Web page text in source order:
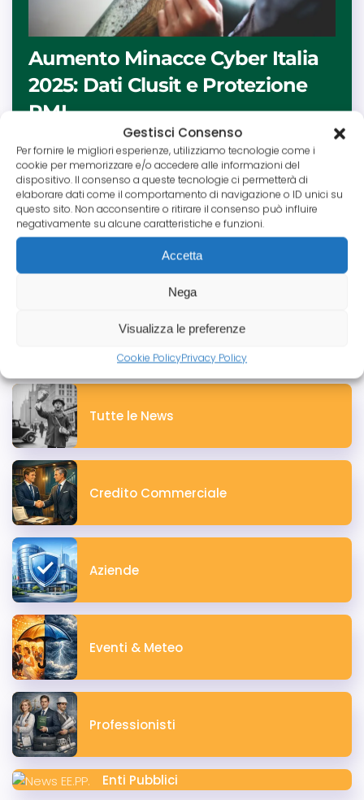
Gestisci Consenso
Per fornire le migliori esperienze, utilizziamo tecnologie come i
cookie per memorizzare e/o accedere alle informazioni del
dispositivo. Il consenso a queste tecnologie ci permetterà di
elaborare dati come il comportamento di navigazione o ID unici su
questo sito. Non acconsentire o ritirare il consenso può influire
negativamente su alcune caratteristiche e funzioni.
Accetta
Nega
Visualizza le preferenze
Cookie PolicyPrivacy Policy
Aumento Minacce Cyber Italia
2025: Dati Clusit e Protezione
PMI
Minacce cyber Italia cresciute del 169% in cinque
anni secondo Rapporto Clusit 2025. Ransomware
dominano attacchi, 80% incidenti critici o gravi.
Settori più colpiti: PA, manifatturiero, sanità. Misure
preventive obbligatorie per polizze cyber:
formazione personale, backup, MFA, incident
Le Categorie Pico
Tutte le News
Credito Commerciale
Aziende
Eventi & Meteo
Professionisti
Enti Pubblici